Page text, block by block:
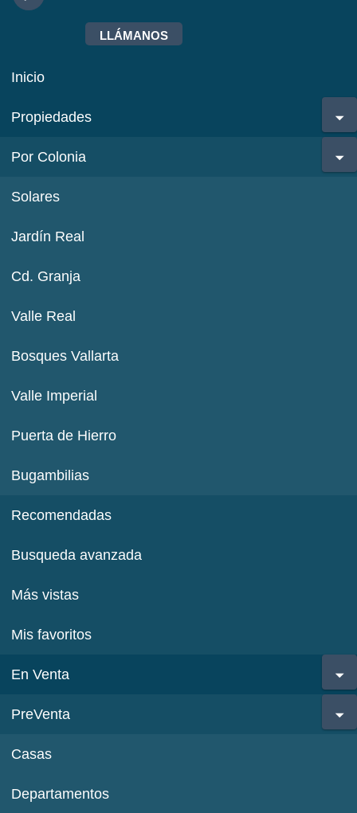
LLÁMANOS
Inicio
Propiedades
Por Colonia
Solares
Jardín Real
Cd. Granja
Valle Real
Bosques Vallarta
Valle Imperial
Puerta de Hierro
Bugambilias
Recomendadas
Busqueda avanzada
Más vistas
Mis favoritos
En Venta
PreVenta
Casas
Departamentos